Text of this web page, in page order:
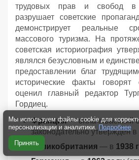
трудовых прав и свобод в
разрушает советские
демонстрирует реальные
массового туризма. На
советская историография
являлся безусловным и
предоставлении благ
исторические факты
оценил главный редактор
Гордиец.
Франция— оплачиваемый
законодательно утвержден в
Великобритания — в 1938
Мы используем файлы cookie для
персонализации и аналитики. Подробнее
Принять